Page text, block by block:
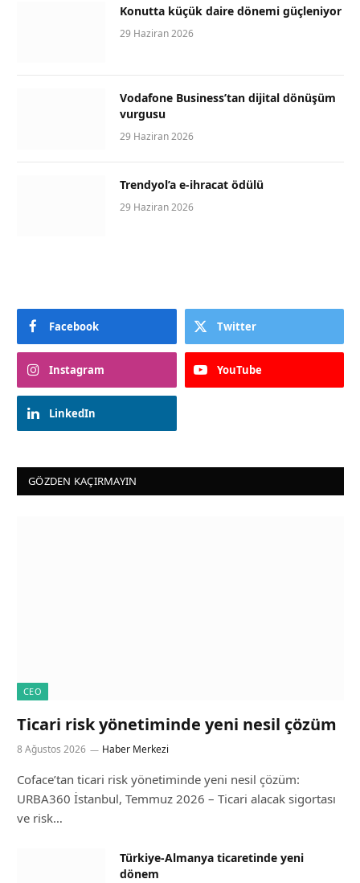
Konutta küçük daire dönemi güçleniyor
29 Haziran 2026
Vodafone Business’tan dijital dönüşüm
vurgusu
29 Haziran 2026
Trendyol’a e-ihracat ödülü
29 Haziran 2026
Facebook Twitter
Instagram YouTube
LinkedIn
GÖZDEN KAÇIRMAYIN
CEO
Ticari risk yönetiminde yeni nesil çözüm
8 Ağustos 2026 Haber Merkezi
Coface’tan ticari risk yönetiminde yeni nesil çözüm:
URBA360 İstanbul, Temmuz 2026 – Ticari alacak sigortası
ve risk…
Türkiye-Almanya ticaretinde yeni
dönem